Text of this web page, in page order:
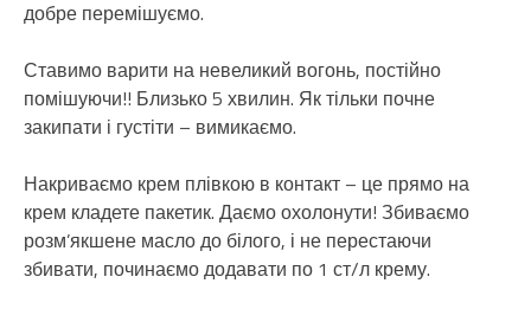
добре перемішуємо.
Ставимо варити на невеликий вогонь, постійно
помішуючи!! Близько 5 хвилин. Як тільки почне
закипати і густіти – вимикаємо.
Накриваємо крем плівкою в контакт – це прямо на
крем кладете пакетик. Даємо охолонути! Збиваємо
розм’якшене масло до білого, і не перестаючи
збивати, починаємо додавати по 1 ст/л крему.